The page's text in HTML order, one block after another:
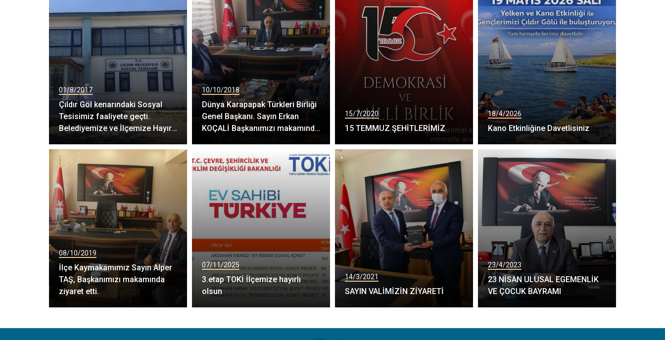
01/8/2017
Çıldır Göl kenarındaki Sosyal
Tesisimiz faaliyete geçti.
Belediyemize ve İlçemize Hayırlı
10/10/2018
Dünya Karapapak Türkleri Birliği
Genel Başkanı. Sayın Erkan
KOÇALİ Başkanımızı makamında
15/7/2020
15 TEMMUZ ŞEHİTLERİMİZ
18/4/2026
Kano Etkinliğine Davetlisiniz
08/10/2019
İlçe Kaymakamımız Sayın Alper
TAŞ, Başkanımızı makamında
ziyaret etti.
07/11/2025
3.etap TOKİ İlçemize hayırlı
olsun
14/3/2021
SAYIN VALİMİZİN ZİYARETİ
23/4/2023
23 NİSAN ULUSAL EGEMENLİK
VE ÇOCUK BAYRAMI